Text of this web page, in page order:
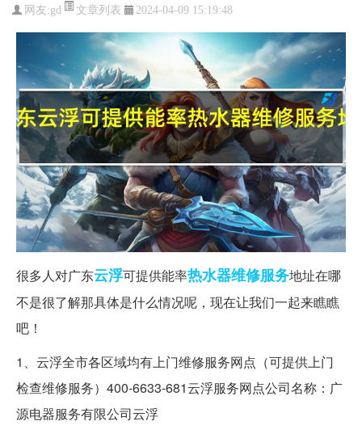
网友:gd 文章列表 2024-04-09 15:19:48
很多人对广东云浮可提供能率热水器维修服务地址在哪
不是很了解那具体是什么情况呢，现在让我们一起来瞧瞧
吧！
1、云浮全市各区域均有上门维修服务网点（可提供上门
检查维修服务）400-6633-681云浮服务网点公司名称：广
源电器服务有限公司云浮